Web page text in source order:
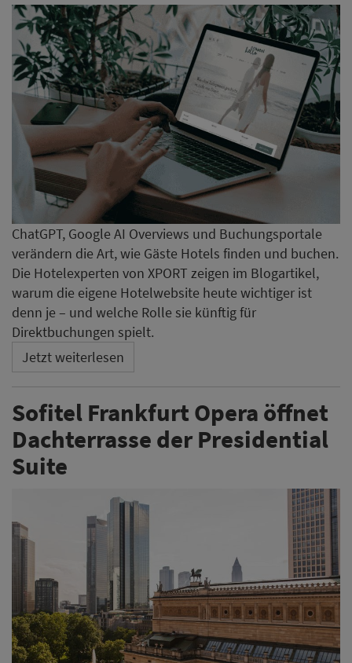
ChatGPT, Google AI Overviews und Buchungsportale
verändern die Art, wie Gäste Hotels finden und buchen.
Die Hotelexperten von XPORT zeigen im Blogartikel,
warum die eigene Hotelwebsite heute wichtiger ist
denn je – und welche Rolle sie künftig für
Direktbuchungen spielt.
Jetzt weiterlesen
Sofitel Frankfurt Opera öffnet
Dachterrasse der Presidential
Suite